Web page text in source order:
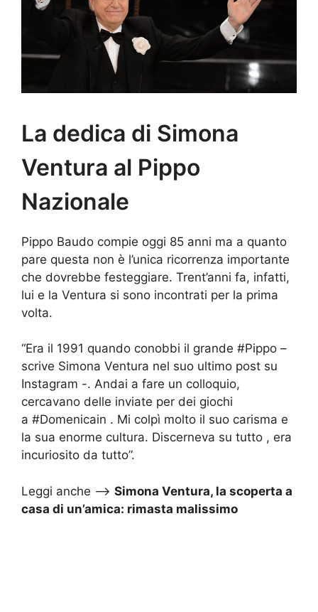
La dedica di Simona
Ventura al Pippo
Nazionale
Pippo Baudo compie oggi 85 anni ma a quanto
pare questa non è l’unica ricorrenza importante
che dovrebbe festeggiare. Trent’anni fa, infatti,
lui e la Ventura si sono incontrati per la prima
volta.
“Era il 1991 quando conobbi il grande #Pippo –
scrive Simona Ventura nel suo ultimo post su
Instagram -. Andai a fare un colloquio,
cercavano delle inviate per dei giochi
a #Domenicain . Mi colpì molto il suo carisma e
la sua enorme cultura. Discerneva su tutto , era
incuriosito da tutto”.
Leggi anche –> Simona Ventura, la scoperta a
casa di un’amica: rimasta malissimo